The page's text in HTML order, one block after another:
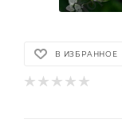
В ИЗБРАННОЕ